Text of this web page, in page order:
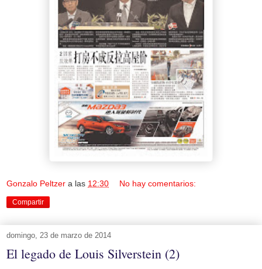
Gonzalo Peltzer a las 12:30 No hay comentarios:
Compartir
domingo, 23 de marzo de 2014
El legado de Louis Silverstein (2)